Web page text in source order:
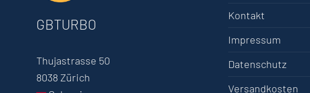
GBTURBO
Thujastrasse 50
8038 Zürich
Kontakt
Impressum
Datenschutz
Versandkosten